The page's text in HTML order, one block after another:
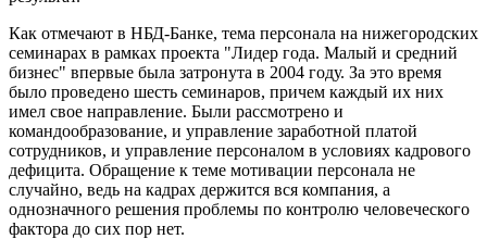
Как отмечают в НБД-Банке, тема персонала на нижегородских
семинарах в рамках проекта "Лидер года. Малый и средний
бизнес" впервые была затронута в 2004 году. За это время
было проведено шесть семинаров, причем каждый их них
имел свое направление. Были рассмотрено и
командообразование, и управление заработной платой
сотрудников, и управление персоналом в условиях кадрового
дефицита. Обращение к теме мотивации персонала не
случайно, ведь на кадрах держится вся компания, а
однозначного решения проблемы по контролю человеческого
фактора до сих пор нет.